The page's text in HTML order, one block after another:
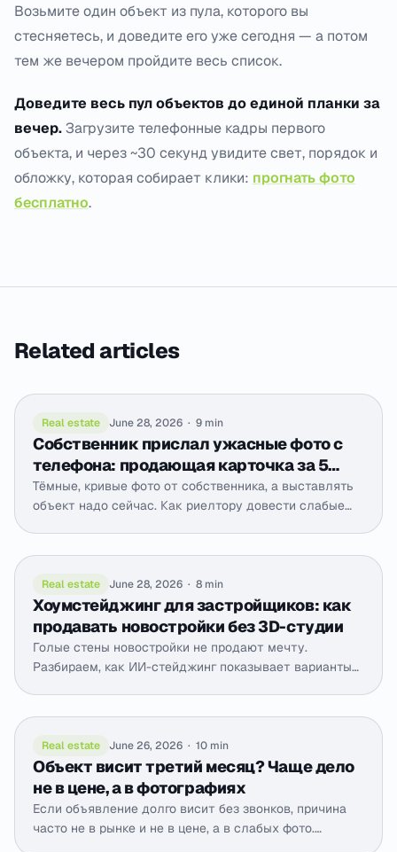
Возьмите один объект из пула, которого вы
стесняетесь, и доведите его уже сегодня — а потом
тем же вечером пройдите весь список.
Доведите весь пул объектов до единой планки за
вечер.Загрузите телефонные кадры первого
объекта, и через ~30 секунд увидите свет, порядок и
обложку, которая собирает клики: прогнать фото
бесплатно.
Related articles
Real estate June 28, 2026 · 9 min
Собственник прислал ужасные фото с
телефона: продающая карточка за 5
минут
Тёмные, кривые фото от собственника, а выставлять
объект надо сейчас. Как риелтору довести слабые
Real estate June 28, 2026 · 8 min
Хоумстейджинг для застройщиков: как
продавать новостройки без 3D-студии
Голые стены новостройки не продают мечту.
Разбираем, как ИИ-стейджинг показывает варианты
Real estate June 26, 2026 · 10 min
Объект висит третий месяц? Чаще дело
не в цене, а в фотографиях
Если объявление долго висит без звонков, причина
часто не в рынке и не в цене, а в слабых фото.